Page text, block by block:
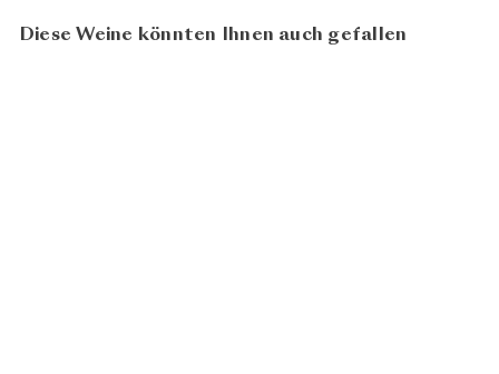
Diese Weine könnten Ihnen auch gefallen